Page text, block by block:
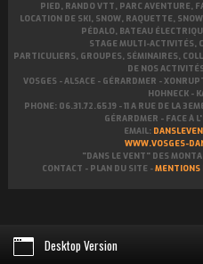
PIED, RANDO VTT, PARC AVENTURE,
LOCATION DE SKI, SNOW, RAQUETTE,
PÉDALO, BATEAU
STAGE MULTI-ACTIVITÉS,
PARTICULIERS, GROUPES, SÉMINAIRES,
DE NOS
VOSGES - ALSACE - GÉRARDMER -
HOHNECK -
PHONE: 06.31.72.65.19 -11 A RUE DE LA
GÉRARDMER - FACE À
EMAIL:
WWW.VOSGES-
"DANS LE VENT" DES
CONTACT - PLAN DU SITE -MENTIONS
Desktop Version